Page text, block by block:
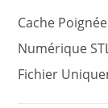
Cache
Numérique
Fichier